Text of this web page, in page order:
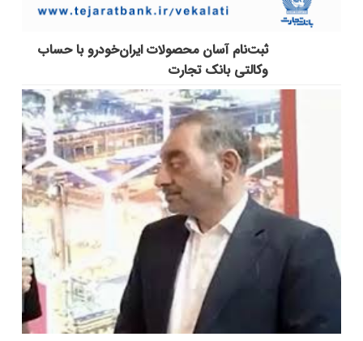
ثبت‌نام آسان محصولات ایران‌خودرو با حساب
وکالتی بانک تجارت